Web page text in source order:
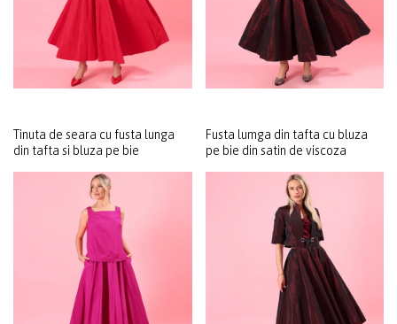
Tinuta de seara cu fusta lunga
din tafta si bluza pe bie
Fusta lumga din tafta cu bluza
pe bie din satin de viscoza